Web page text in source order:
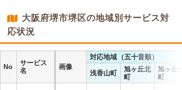
減を実現！温める
大阪府堺市堺区の地域別サービス対
応状況
No
サービス
名
画像
対応地域（五十音順）
浅香山町
旭ヶ丘北
町
旭ヶ丘中
町